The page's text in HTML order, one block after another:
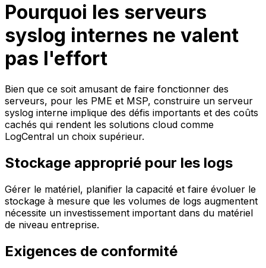
Pourquoi les serveurs
syslog internes ne valent
pas l'effort
Bien que ce soit amusant de faire fonctionner des
serveurs, pour les PME et MSP, construire un serveur
syslog interne implique des défis importants et des coûts
cachés qui rendent les solutions cloud comme
LogCentral un choix supérieur.
Stockage approprié pour les logs
Gérer le matériel, planifier la capacité et faire évoluer le
stockage à mesure que les volumes de logs augmentent
nécessite un investissement important dans du matériel
de niveau entreprise.
Exigences de conformité